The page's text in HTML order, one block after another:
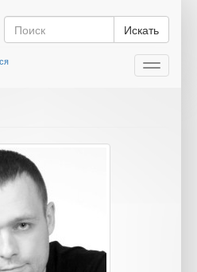
Искать
Toggle